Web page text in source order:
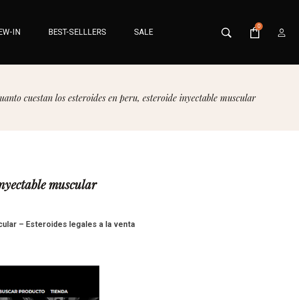
IN BEST-SELLLERS SALE
0
cuestan los esteroides en peru, esteroide inyectable muscular
muscular
– Esteroides legales a la venta